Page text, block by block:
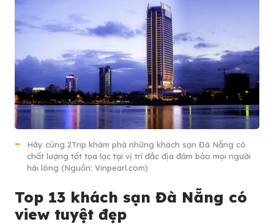
Hãy cùng 2Trip khám phá những khách sạn Đà Nẵng có
chất lượng tốt tọa lạc tại vị trí đắc địa đảm bảo mọi người
hài lòng (Nguồn: Vinpearl.com)
Top 13 khách sạn Đà Nẵng có
view tuyệt đẹp